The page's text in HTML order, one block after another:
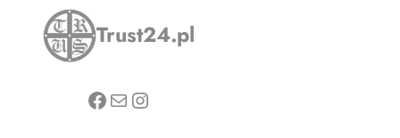
Trust24.pl
Facebook Mail Instagram